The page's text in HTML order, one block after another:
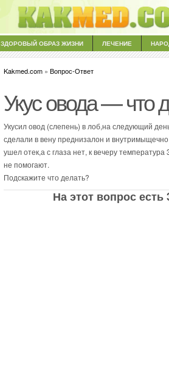
ЗДОРОВЫЙ ОБРАЗ ЖИЗНИ ЛЕЧЕНИЕ
Kakmed.com » Вопрос-Ответ
Укус овода — что
Укусил овод (слепень) в лоб,на следующий
сделали в вену преднизалон и
ушел отек,а с глаза нет, к вечеру
не помогают.
Подскажите что делать?
На этот вопрос есть